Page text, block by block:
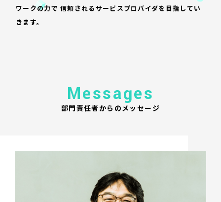
ワークの力で 信頼されるサービスプロバイダを目指してい
きます。
Messages
部門責任者からのメッセージ